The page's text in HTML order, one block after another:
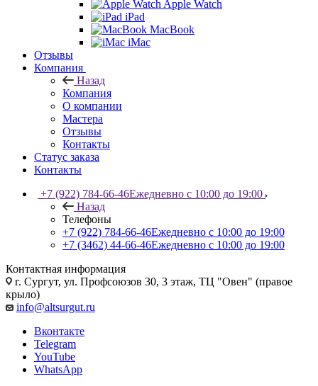
Apple Watch
iPad
MacBook
iMac
Отзывы
Компания
Назад
Компания
О компании
Мастера
Отзывы
Контакты
Статус заказа
Контакты
+7 (922) 784-66-46Ежедневно с 10:00 до 19:00
Назад
Телефоны
+7 (922) 784-66-46Ежедневно с 10:00 до 19:00
+7 (3462) 44-66-46Ежедневно с 10:00 до 19:00
Контактная информация
г. Сургут, ул. Профсоюзов 30, 3 этаж, ТЦ "Овен" (правое
крыло)
info@altsurgut.ru
Вконтакте
Telegram
YouTube
WhatsApp